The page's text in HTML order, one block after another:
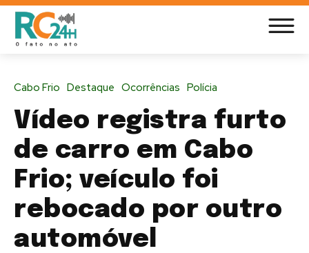
Cabo Frio Destaque Ocorrências Polícia
Vídeo registra furto
de carro em Cabo
Frio; veículo foi
rebocado por outro
automóvel